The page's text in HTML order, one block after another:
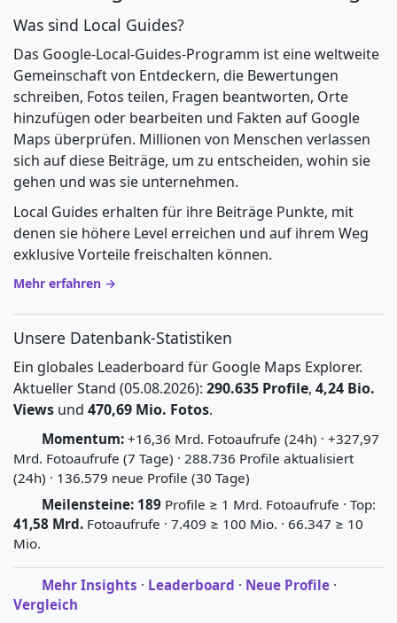
Was sind Local Guides?
Das Google-Local-Guides-Programm ist eine weltweite
Gemeinschaft von Entdeckern, die Bewertungen
schreiben, Fotos teilen, Fragen beantworten, Orte
hinzufügen oder bearbeiten und Fakten auf Google
Maps überprüfen. Millionen von Menschen verlassen
sich auf diese Beiträge, um zu entscheiden, wohin sie
gehen und was sie unternehmen.
Local Guides erhalten für ihre Beiträge Punkte, mit
denen sie höhere Level erreichen und auf ihrem Weg
exklusive Vorteile freischalten können.
Mehr erfahren →
Unsere Datenbank-Statistiken
Ein globales Leaderboard für Google Maps Explorer.
Aktueller Stand (05.08.2026): 290.635 Profile, 4,24 Bio.
Views und 470,69 Mio. Fotos.
Momentum: +16,36 Mrd. Fotoaufrufe (24h) · +327,97
Mrd. Fotoaufrufe (7 Tage) · 288.736 Profile aktualisiert
(24h) · 136.579 neue Profile (30 Tage)
Meilensteine: 189 Profile ≥ 1 Mrd. Fotoaufrufe · Top:
41,58 Mrd. Fotoaufrufe · 7.409 ≥ 100 Mio. · 66.347 ≥ 10
Mio.
Mehr Insights · Leaderboard · Neue Profile ·
Vergleich